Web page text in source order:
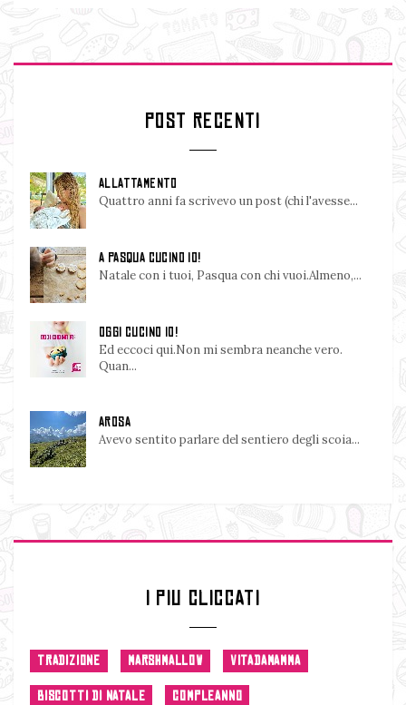
POST RECENTI
ALLATTAMENTO
Quattro anni fa scrivevo un post (chi l'avesse...
A PASQUA CUCINO IO!
Natale con i tuoi, Pasqua con chi vuoi.Almeno,...
OGGI CUCINO IO!
Ed eccoci qui.Non mi sembra neanche vero.
Quan...
AROSA
Avevo sentito parlare del sentiero degli scoia...
I PIU CLICCATI
TRADIZIONE MARSHMALLOW VITADAMAMMA
BISCOTTI DI NATALE COMPLEANNO